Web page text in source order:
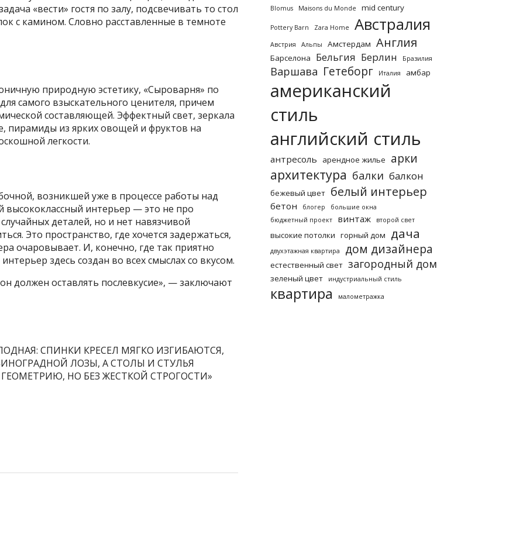
«вести» гостя по залу, подсвечивать то стол
с камином. Словно расставленные в темноте
природную эстетику, «Сыроварня» по
самого взыскательного ценителя, причем
составляющей. Эффектный свет, зеркала
пирамиды из ярких овощей и фруктов на
легкости.
возникшей уже в процессе работы над
высококлассный интерьер — это не про
деталей, но и нет навязчивой
Это пространство, где хочется задержаться,
очаровывает. И, конечно, где так приятно
здесь создан во всех смыслах со вкусом.
должен оставлять послевкусие», — заключают
СПИНКИ КРЕСЕЛ МЯГКО ИЗГИБАЮТСЯ,
ЛОЗЫ, А СТОЛЫ И СТУЛЬЯ
НО БЕЗ ЖЕСТКОЙ СТРОГОСТИ»
Blomus Maisons du Monde mid century
Pottery Barn Zara Home Австралия
Австрия Альпы Амстердам Англия
Барселона Бельгия Берлин Бразилия
Варшава Гетеборг Италия амбар
американский
стиль
английский стиль
антресоль арендное жилье арки
архитектура балки балкон
бежевый цвет белый интерьер
бетон блогер
большие окна
бюджетный проект
винтаж второй свет
высокие потолки горный дом дача
двухэтажная квартира дом дизайнера
естественный свет загородный дом
зеленый цвет индустриальный стиль
квартира малометражка